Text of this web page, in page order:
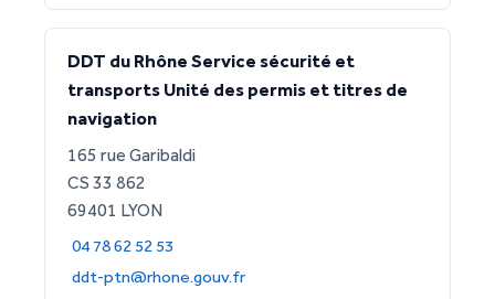
DDT du Rhône Service sécurité et
transports Unité des permis et titres de
navigation
165 rue Garibaldi
CS 33 862
69401 LYON
04 78 62 52 53
ddt-ptn@rhone.gouv.fr